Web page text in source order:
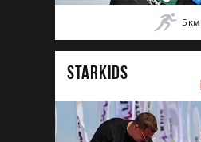
5 км
STARKIDS